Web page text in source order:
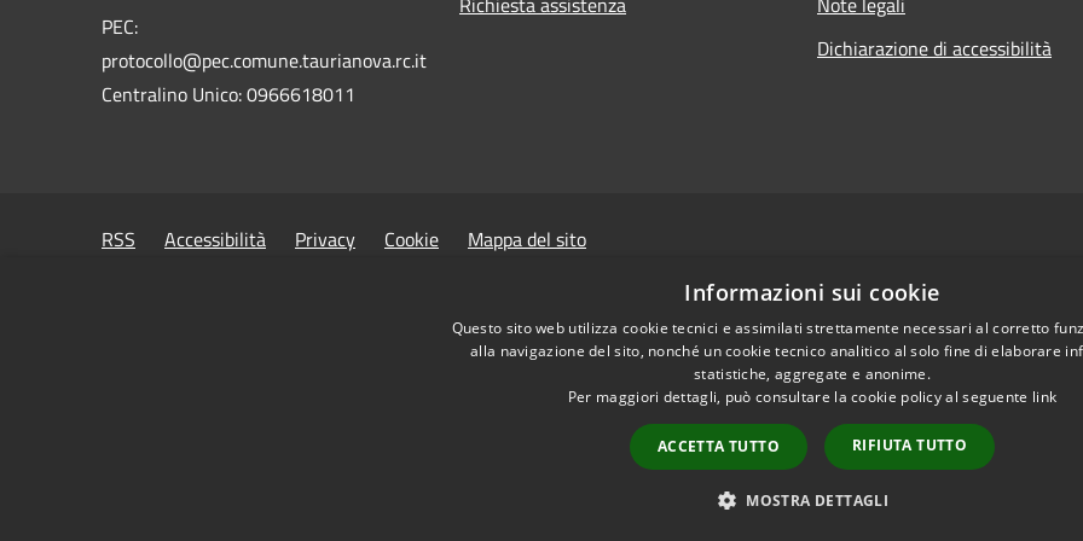
PEC:
protocollo@pec.comune.taurianova.rc.it
Centralino Unico: 0966618011
Dichiarazione di accessibilità
RSS Accessibilità Privacy Cookie Mappa del sito
Powered by
Il sito e i portali collegati
cui si rinvia per l'
raccolti da WAI vengono
e ad uso esclusivo
aderente alla
Informazioni sui cookie
Questo sito web utilizza cookie tecnici e assimilati strettamente necessari al corretto
alla navigazione del sito, nonché un cookie tecnico analitico al solo fine di elaborare
statistiche, aggregate e anonime.
Per maggiori dettagli, può consultare la cookie policy al seguente link
ACCETTA TUTTO RIFIUTA TUTTO
MOSTRA DETTAGLI